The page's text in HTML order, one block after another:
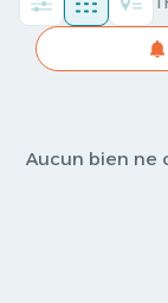
Aucun bien ne